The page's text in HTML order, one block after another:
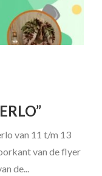
van 11 t/m 13
van de flyer
de...